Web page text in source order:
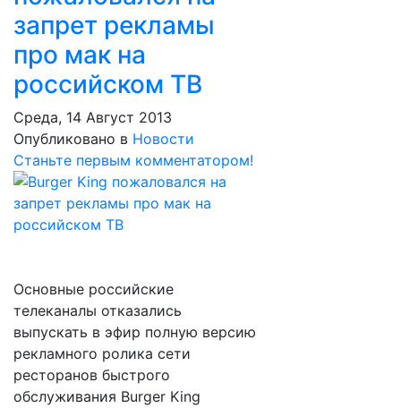
запрет рекламы
про мак на
российском ТВ
Среда, 14 Август 2013
Опубликовано в Новости
Станьте первым комментатором!
Основные российские
телеканалы отказались
выпускать в эфир полную версию
рекламного ролика сети
ресторанов быстрого
обслуживания Burger King